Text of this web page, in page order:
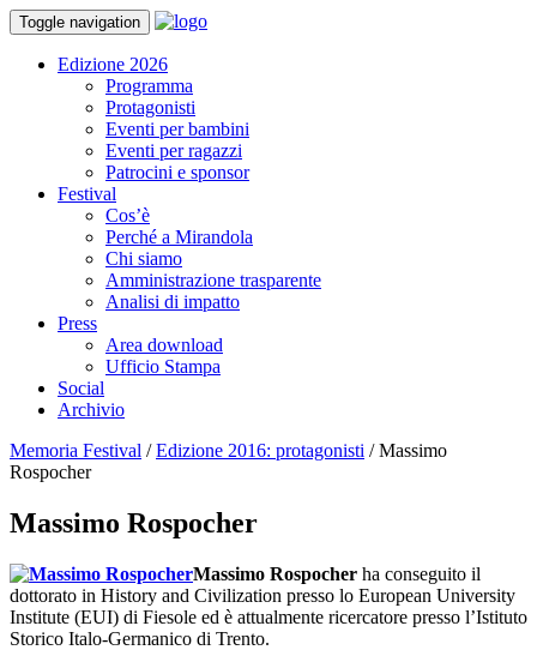
Toggle navigation
Edizione 2026
Programma
Protagonisti
Eventi per bambini
Eventi per ragazzi
Patrocini e sponsor
Festival
Cos’è
Perché a Mirandola
Chi siamo
Amministrazione trasparente
Analisi di impatto
Press
Area download
Ufficio Stampa
Social
Archivio
Memoria Festival /Edizione 2016: protagonisti /Massimo
Rospocher
Massimo Rospocher
Massimo Rospocher ha conseguito il
dottorato in History and Civilization presso lo European University
Institute (EUI) di Fiesole ed è attualmente ricercatore presso l’Istituto
Storico Italo-Germanico di Trento.